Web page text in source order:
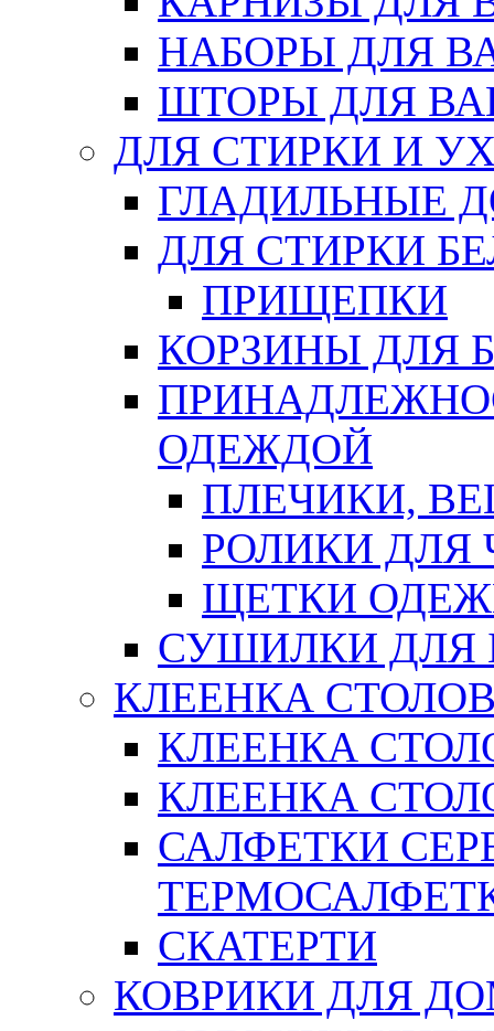
НАБОРЫ ДЛЯ
ШТОРЫ ДЛЯ
ДЛЯ СТИРКИ И
ГЛАДИЛЬНЫЕ
ДЛЯ СТИРКИ
ПРИЩЕПКИ
КОРЗИНЫ ДЛЯ
ОДЕЖДОЙ
ПЛЕЧИКИ,
РОЛИКИ ДЛЯ
ЩЕТКИ
СУШИЛКИ ДЛЯ
КЛЕЕНКА
КЛЕЕНКА
КЛЕЕНКА
САЛФЕТКИ
СКАТЕРТИ
КОВРИКИ ДЛЯ